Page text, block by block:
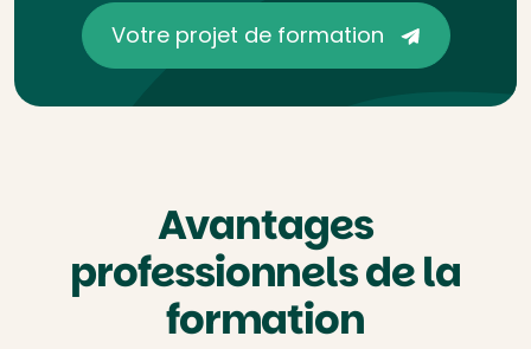
Votre projet de formation
Avantages
professionnels de la
formation